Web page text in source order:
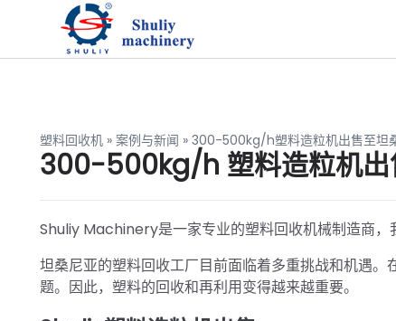
塑料回收机 » 案例与新闻 » 300-500kg/h塑料造粒机出售至坦
300-500kg/h 塑料造粒机出
Shuliy Machinery是一家专业的塑料回收机械制造商，
坦桑尼亚的塑料回收工厂目前面临着多重挑战和机遇
题。因此，塑料的回收和再利用变得越来越重要。